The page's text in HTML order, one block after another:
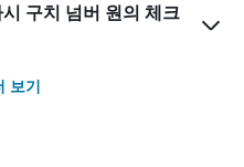
구치 넘버 원의 체크
보기